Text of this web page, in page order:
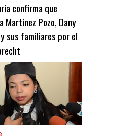
confirma que
Martínez Pozo, Dany
sus familiares por el